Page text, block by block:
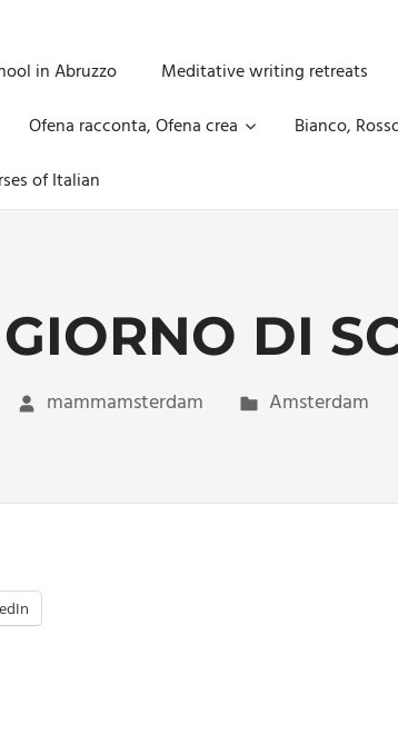
in Abruzzo Meditative writing retreats
Ofena racconta, Ofena crea
Bianco,
of Italian
DI
mammamsterdam Amsterdam